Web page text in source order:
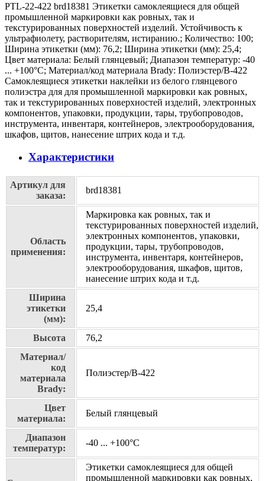
PTL-22-422 brd18381 Этикетки самоклеящиеся для общей
промышленной маркировки как ровных, так и
текстурированных поверхностей изделий. Устойчивость к
ультрафиолету, растворителям, истиранию.; Количество: 100;
Ширина этикетки (мм): 76,2; Ширина этикетки (мм): 25,4;
Цвет материала: Белый глянцевый; Диапазон температур: -40
... +100°С; Материал/код материала Brady: Полиэстер/В-422
Самоклеящиеся этикетки наклейки из белого глянцевого
полиэстра для для промышленной маркировки как ровных,
так и текстурированных поверхностей изделий, электронных
компонентов, упаковки, продукции, тары, трубопроводов,
инструмента, инвентаря, контейнеров, электрооборудования,
шкафов, щитов, нанесение штрих кода и т.д.
Характеристики
Артикул для
заказа:
brd18381
Область
применения:
Маркировка как ровных, так и
текстурированных поверхностей изделий,
электронных компонентов, упаковки,
продукции, тары, трубопроводов,
инструмента, инвентаря, контейнеров,
электрооборудования, шкафов, щитов,
нанесение штрих кода и т.д.
Ширина
этикетки
(мм):
25,4
Высота
76,2
Материал/
код
материала
Brady:
Полиэстер/В-422
Цвет
материала:
Белый глянцевый
Диапазон
температур:
-40 ... +100°С
Этикетки самоклеящиеся для общей
промышленной маркировки как ровных,